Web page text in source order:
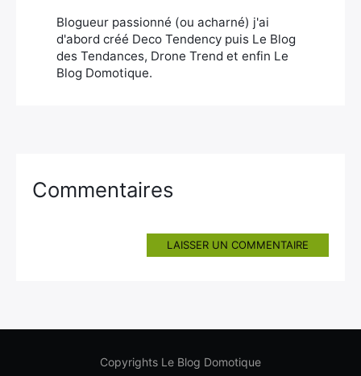
Blogueur passionné (ou acharné) j'ai
d'abord créé Deco Tendency puis Le Blog
des Tendances, Drone Trend et enfin Le
Blog Domotique.
Commentaires
LAISSER UN COMMENTAIRE
Copyrights Le Blog Domotique